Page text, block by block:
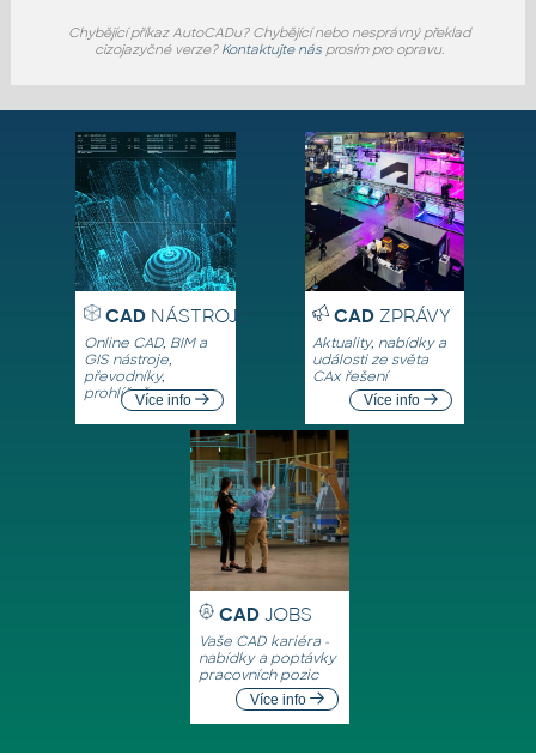
Chybějící příkaz AutoCADu? Chybějící nebo nesprávný překlad
cizojazyčné verze? Kontaktujte násprosím pro opravu.
CADNÁSTROJE
Online CAD, BIM a
GIS nástroje,
převodníky,
prohlížečeVíce info
CADZPRÁVY
Aktuality, nabídky a
události ze světa
CAx řešení
Více info
CAD JOBS
Vaše CAD kariéra -
nabídky a poptávky
pracovních pozic
Více info